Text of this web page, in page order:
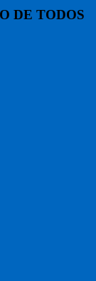
DE TODOS